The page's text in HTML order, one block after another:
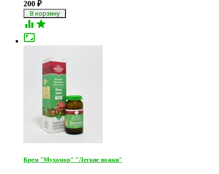
200 ₽
 

Крем "Мухомор" "Легкие ножки"